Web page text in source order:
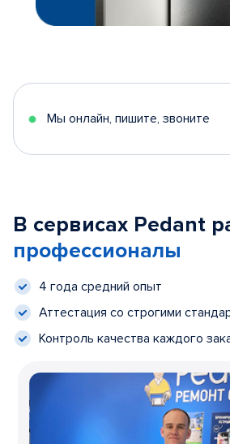
Мы онлайн, пишите, звоните
В сервисах Pedant
профессионалы
4 года средний опыт
Аттестация со строгими
Контроль качества каждого